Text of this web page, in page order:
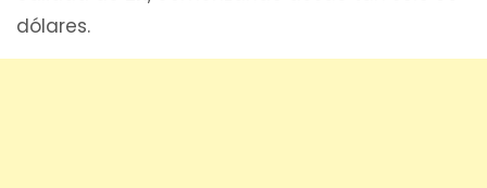
dólares.